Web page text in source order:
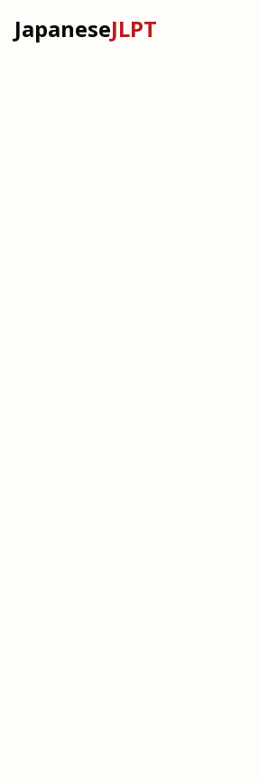
JapaneseJLPT